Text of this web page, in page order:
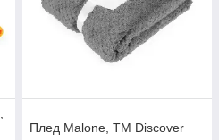
Плед Malone, TM Discover